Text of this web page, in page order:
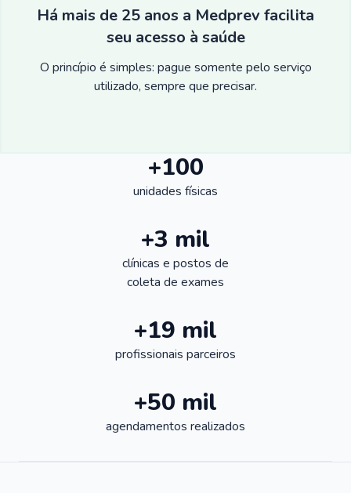
Há mais de 25 anos a Medprev facilita
seu acesso à saúde
O princípio é simples: pague somente pelo serviço
utilizado, sempre que precisar.
+100
unidades físicas
+3 mil
clínicas e postos de
coleta de exames
+19 mil
profissionais parceiros
+50 mil
agendamentos realizados